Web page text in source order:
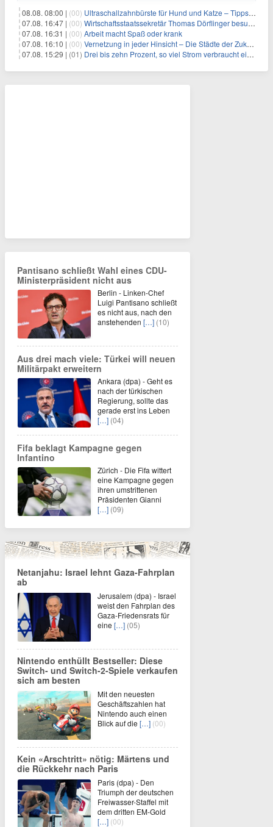
08.08. 08:00 | (00) Ultraschallzahnbürste für Hund und Katze – Tipps zur erfolgreichen Eingewöhnung
07.08. 16:47 | (00) Wirtschaftsstaatssekretär Thomas Dörflinger besucht Handwerksbetrieb im Kammerbezirk Freiburg
07.08. 16:31 | (00) Arbeit macht Spaß oder krank
07.08. 16:10 | (00) Vernetzung in jeder Hinsicht – Die Städte der Zukunft sind grün-blau
07.08. 15:29 | (01) Drei bis zehn Prozent, so viel Strom verbraucht ein Aufzug im Gebäude
Pantisano schließt Wahl eines CDU-
Ministerpräsident nicht aus
Berlin - Linken-Chef
Luigi Pantisano schließt
es nicht aus, nach den
anstehenden […] (10)
Aus drei mach viele: Türkei will neuen
Militärpakt erweitern
Ankara (dpa) - Geht es
nach der türkischen
Regierung, sollte das
gerade erst ins Leben
[…] (04)
Fifa beklagt Kampagne gegen
Infantino
Zürich - Die Fifa wittert
eine Kampagne gegen
ihren umstrittenen
Präsidenten Gianni
[…] (09)
Netanjahu: Israel lehnt Gaza-Fahrplan
ab
Jerusalem (dpa) - Israel
weist den Fahrplan des
Gaza-Friedensrats für
eine […] (05)
Nintendo enthüllt Bestseller: Diese
Switch- und Switch-2-Spiele verkaufen
sich am besten
Mit den neuesten
Geschäftszahlen hat
Nintendo auch einen
Blick auf die […] (00)
Kein «Arschtritt» nötig: Märtens und
die Rückkehr nach Paris
Paris (dpa) - Den
Triumph der deutschen
Freiwasser-Staffel mit
dem dritten EM-Gold
[…] (00)